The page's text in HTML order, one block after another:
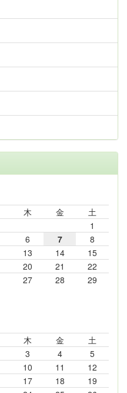
木 金
土
1
6 7
8
13 14
15
20 21
22
27 28
29
木 金
土
3 4
5
10 11
12
17 18
19